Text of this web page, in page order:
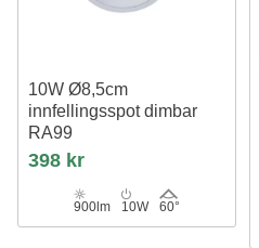
10W Ø8,5cm
innfellingsspot dimbar
RA99
IP54, hull: Ø7,5 cm, mål: Ø8,5 cm,
hvit kant
398 kr
900lm 10W 60°